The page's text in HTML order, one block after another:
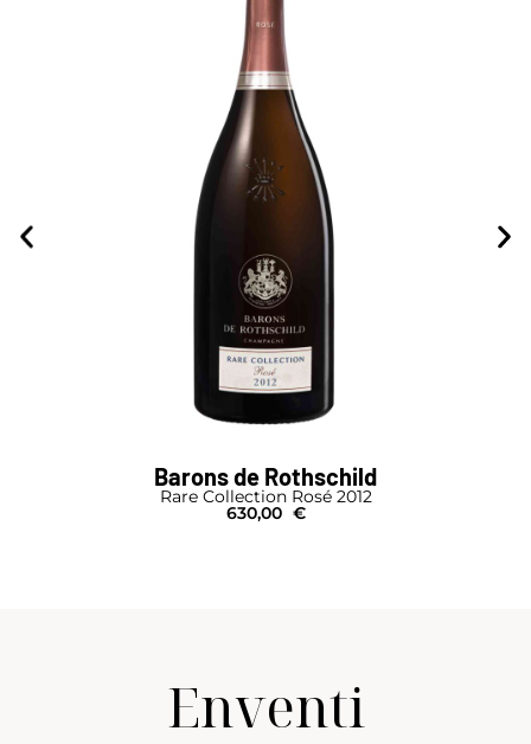
Barons de Rothschild
Rare Collection Rosé 2012
630,00 €
Enventi